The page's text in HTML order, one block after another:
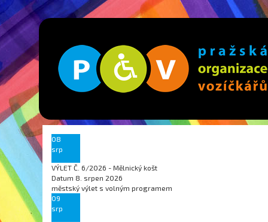
08
srp
VÝLET Č. 6/2026 - Mělnický košt
Datum 8. srpen 2026
městský výlet s volným programem
09
srp